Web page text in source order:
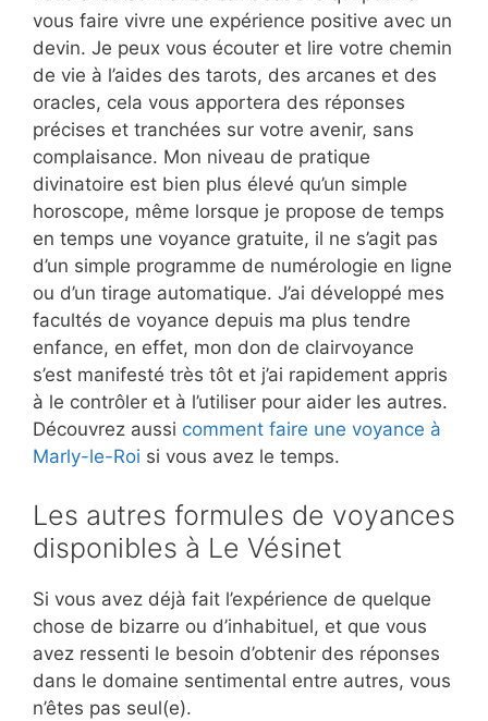
vous faire vivre une expérience positive avec un
devin. Je peux vous écouter et lire votre chemin
de vie à l’aides des tarots, des arcanes et des
oracles, cela vous apportera des réponses
précises et tranchées sur votre avenir, sans
complaisance. Mon niveau de pratique
divinatoire est bien plus élevé qu’un simple
horoscope, même lorsque je propose de temps
en temps une voyance gratuite, il ne s’agit pas
d’un simple programme de numérologie en ligne
ou d’un tirage automatique. J’ai développé mes
facultés de voyance depuis ma plus tendre
enfance, en effet, mon don de clairvoyance
s’est manifesté très tôt et j’ai rapidement appris
à le contrôler et à l’utiliser pour aider les autres.
Découvrez aussi comment faire une voyance à
Marly-le-Roi si vous avez le temps.
Les autres formules de voyances
disponibles à Le Vésinet
Si vous avez déjà fait l’expérience de quelque
chose de bizarre ou d’inhabituel, et que vous
avez ressenti le besoin d’obtenir des réponses
dans le domaine sentimental entre autres, vous
n’êtes pas seul(e).